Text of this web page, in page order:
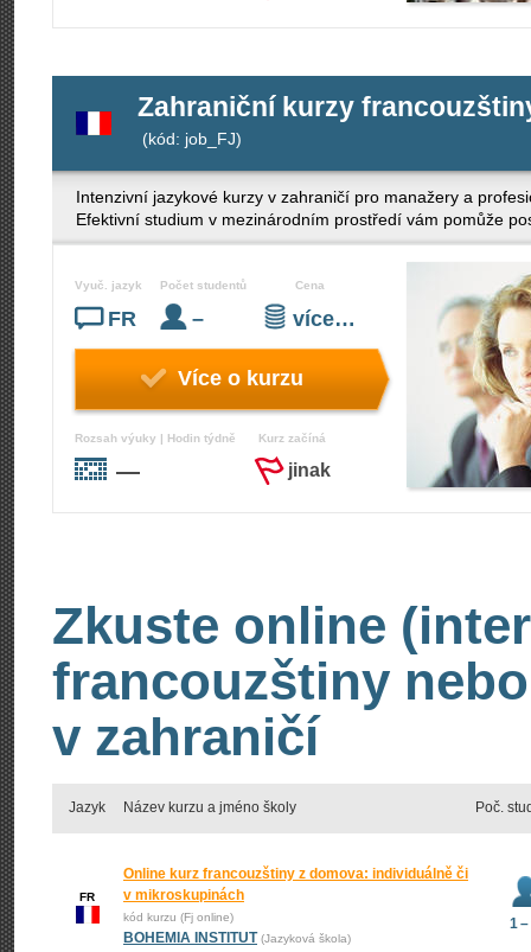
Zahraniční kurzy
(kód: job_FJ)
Intenzivní jazykové kurzy v zahraničí pro manažery a
Efektivní studium v mezinárodním prostředí vám pomůže
Vyuč. jazyk
FR
Počet studentů
–
Cena
více…
Více o kurzu
Rozsah výuky | Hodin týdně
—
Kurz začíná
jinak
Zkuste online
francouzštiny
v zahraničí
Jazyk Název kurzu a jméno školy Poč.
FR
Online kurz francouzštiny z domova: individuálně či
v mikroskupinách
kód kurzu (Fj online)
BOHEMIA INSTITUT (Jazyková škola)
1